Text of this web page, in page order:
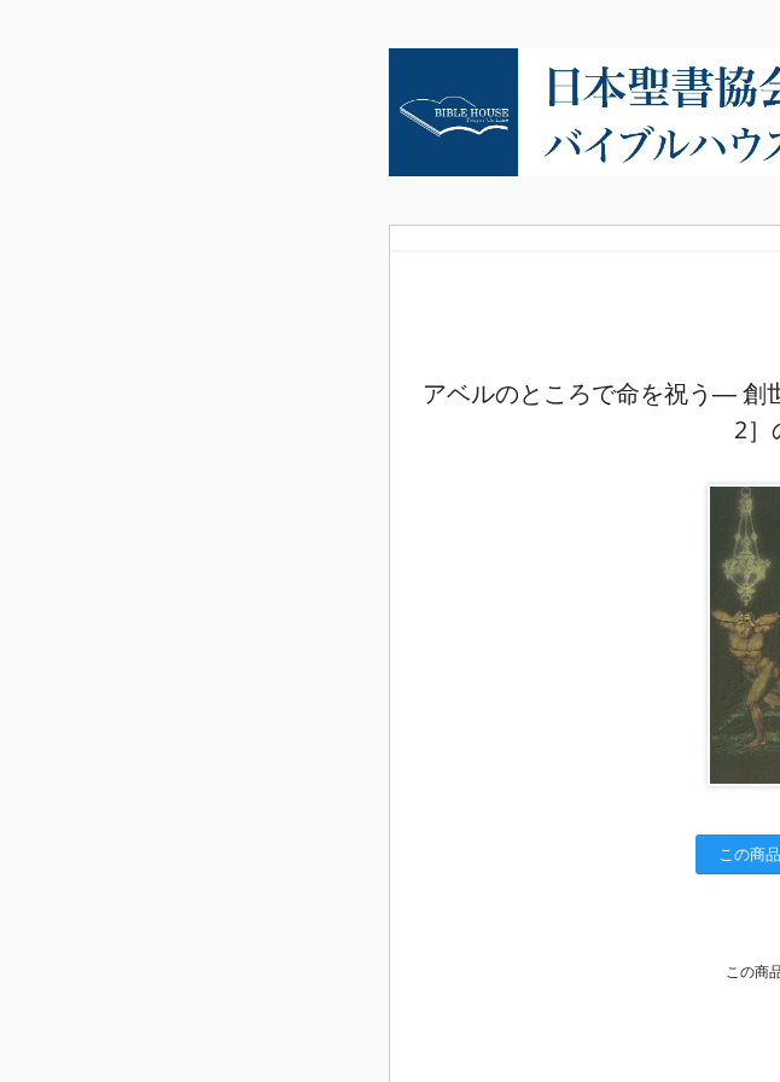
アベルのところで命を祝う― 創
2］
この商
この商